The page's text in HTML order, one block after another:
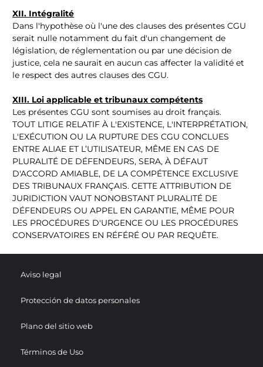
XII. Intégralité
Dans l'hypothèse où l'une des clauses des présentes CGU
serait nulle notamment du fait d'un changement de
législation, de réglementation ou par une décision de
justice, cela ne saurait en aucun cas affecter la validité et
le respect des autres clauses des CGU.
XIII. Loi applicable et tribunaux compétents
Les présentes CGU sont soumises au droit français.
TOUT LITIGE RELATIF À L'EXISTENCE, L'INTERPRÉTATION,
L'EXÉCUTION OU LA RUPTURE DES CGU CONCLUES
ENTRE ALIAE ET L’UTILISATEUR, MÊME EN CAS DE
PLURALITÉ DE DÉFENDEURS, SERA, À DÉFAUT
D'ACCORD AMIABLE, DE LA COMPÉTENCE EXCLUSIVE
DES TRIBUNAUX FRANÇAIS. CETTE ATTRIBUTION DE
JURIDICTION VAUT NONOBSTANT PLURALITÉ DE
DÉFENDEURS OU APPEL EN GARANTIE, MÊME POUR
LES PROCÉDURES D'URGENCE OU LES PROCÉDURES
CONSERVATOIRES EN RÉFÉRÉ OU PAR REQUÊTE.
Aviso legal
Protección de datos personales
Plano del sitio web
Términos de Uso